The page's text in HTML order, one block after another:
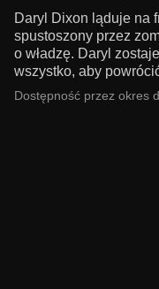
Daryl Dixon ląduje na
spustoszony przez
o władzę. Daryl
wszystko, aby
Dostępność przez okres